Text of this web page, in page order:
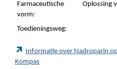
Farmaceutische
vorm:
Oplossing
Toedieningsweg:
Informatie over Nadroparin
Kompas